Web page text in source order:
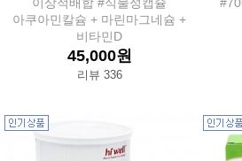
아쿠아민칼슘 + 마린마그네슘 +
비타민D
45,000원
리뷰 336